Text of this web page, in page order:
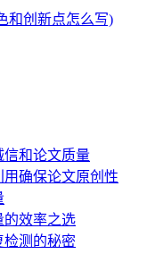
和创新点怎么写)
信和论文质量
确保论文原创性
的效率之选
测的秘密